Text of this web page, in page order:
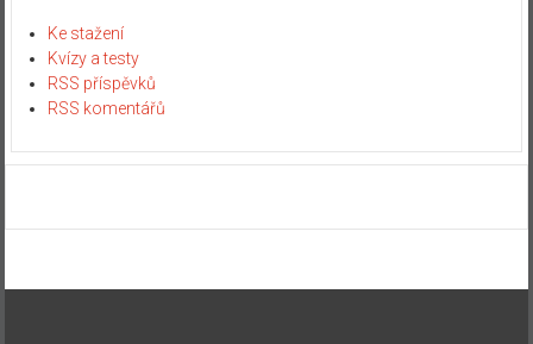
Ke stažení
Kvízy a testy
RSS příspěvků
RSS komentářů